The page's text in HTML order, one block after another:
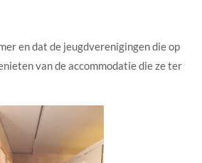
en dat de jeugdverenigingen die op
van de accommodatie die ze ter